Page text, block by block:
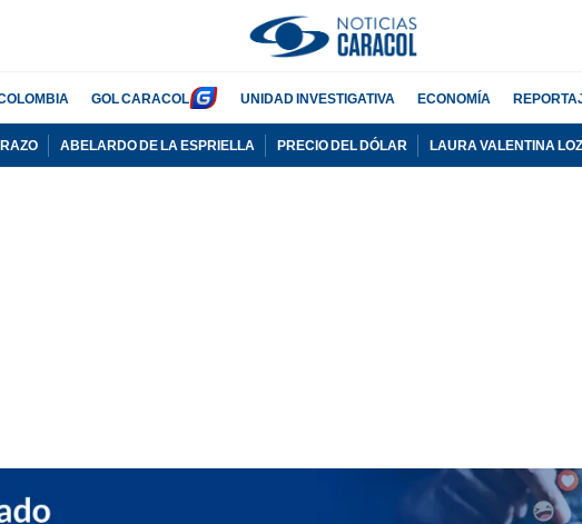
GOL CARACOL UNIDAD INVESTIGATIVA ECONOMÍA
ABELARDO DE LA ESPRIELLA PRECIO DEL DÓLAR LAURA VALENTINA